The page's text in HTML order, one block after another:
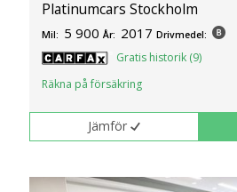
Platinumcars Stockholm
Mil: 5 900 År: 2017 Drivmedel:
Gratis historik (9)
Räkna på försäkring
Jämför